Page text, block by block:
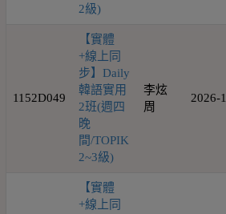
2級)
1152D049
【實體
+線上同
步】Daily
韓語實用
2班(週四
晚
間/TOPIK
2~3級)
李炫
周
2026-
【實體
+線上同